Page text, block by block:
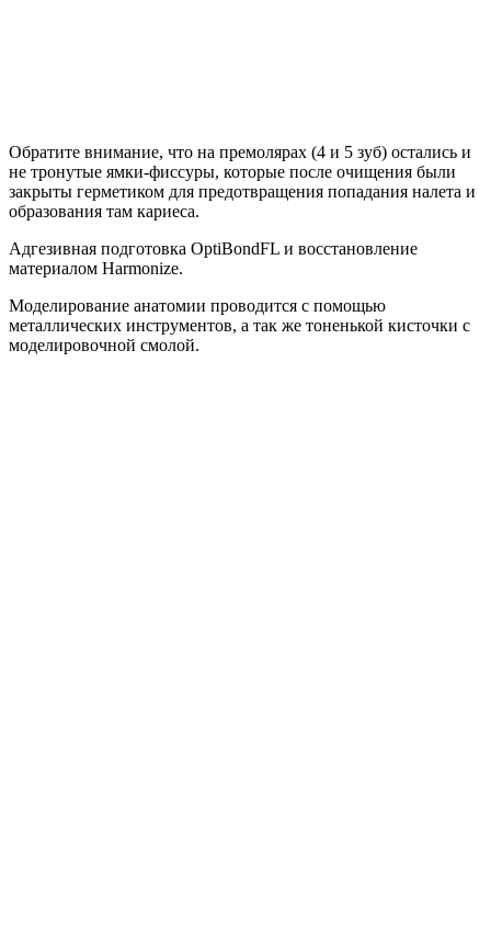
Обратите внимание, что на премолярах (4 и 5 зуб) остались и
не тронутые ямки-фиссуры, которые после очищения были
закрыты герметиком для предотвращения попадания налета и
образования там кариеса.
Адгезивная подготовка OptiBondFL и восстановление
материалом Harmonize.
Моделирование анатомии проводится с помощью
металлических инструментов, а так же тоненькой кисточки с
моделировочной смолой.